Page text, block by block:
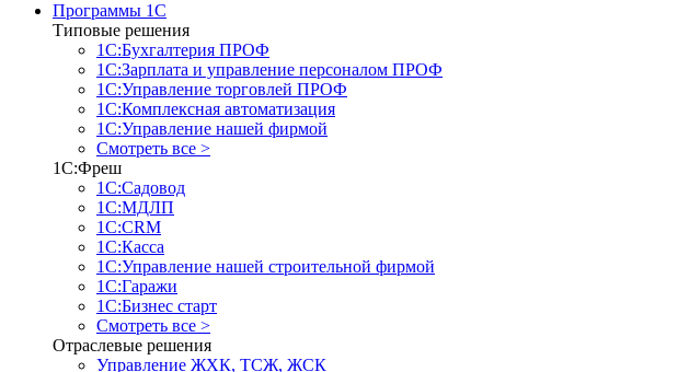
Программы 1С
Типовые решения
1С:Бухгалтерия ПРОФ
1С:Зарплата и управление персоналом ПРОФ
1С:Управление торговлей ПРОФ
1С:Комплексная автоматизация
1С:Управление нашей фирмой
Смотреть все >
1С:Фреш
1С:Садовод
1С:МДЛП
1С:CRM
1С:Касса
1С:Управление нашей строительной фирмой
1С:Гаражи
1С:Бизнес старт
Смотреть все >
Отраслевые решения
Управление ЖХК, ТСЖ, ЖСК